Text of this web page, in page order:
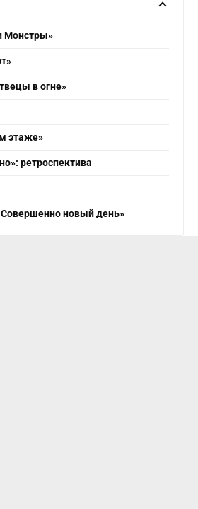
Монстры»
в огне»
этаже»
ретроспектива
новый день»